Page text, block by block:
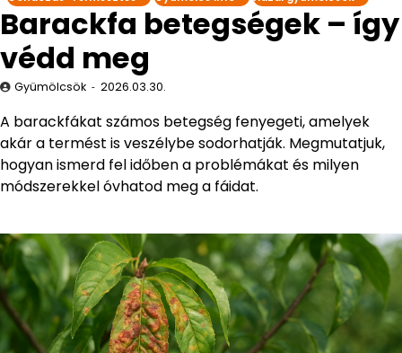
Barackfa betegségek – így
védd meg
Gyümölcsök 2026.03.30.
A barackfákat számos betegség fenyegeti, amelyek
akár a termést is veszélybe sodorhatják. Megmutatjuk,
hogyan ismerd fel időben a problémákat és milyen
módszerekkel óvhatod meg a fáidat.